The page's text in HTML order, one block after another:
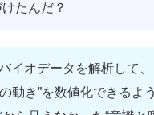
たんだ？
イオデータを解析して、
動き”を数値化できるよ